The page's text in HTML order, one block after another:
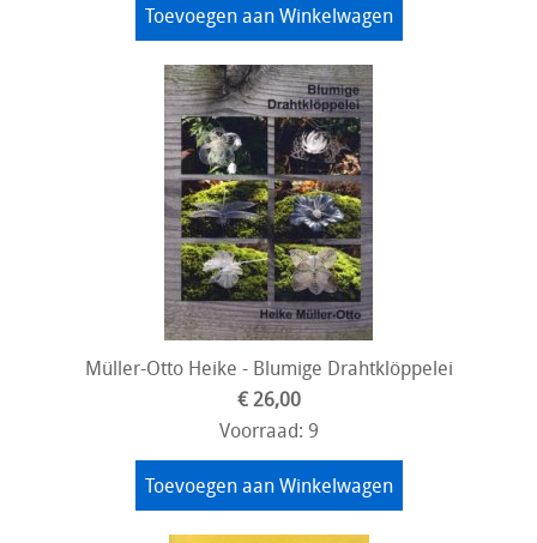
Toevoegen aan Winkelwagen
Müller-Otto Heike - Blumige Drahtklöppelei
€ 26,00
Voorraad: 9
Toevoegen aan Winkelwagen